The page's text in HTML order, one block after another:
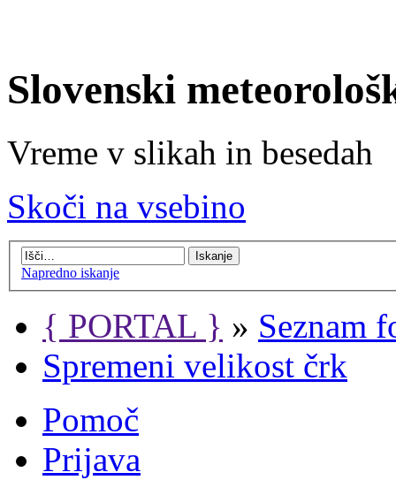
Slovenski
Vreme v slikah in besedah
Skoči na vsebino
Napredno iskanje
{ PORTAL } » Seznam
Spremeni velikost črk
Pomoč
Prijava